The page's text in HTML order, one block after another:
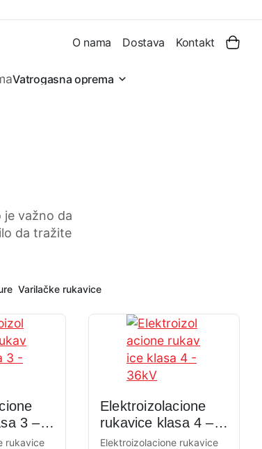
O nama Dostava Kontakt
Vatrogasna oprema
je važno da
da tražite
Varilačke rukavice
3 –
rukavice
Elektroizolacione
rukavice klasa 4 –
36kV
Elektroizolacione rukavice